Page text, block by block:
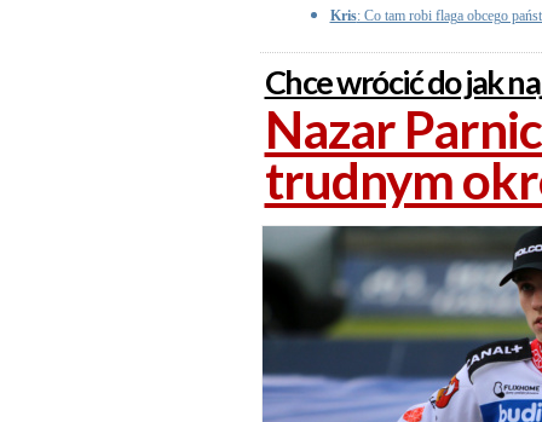
Kris: Co tam robi flaga obcego
Chce wrócić do jak
Nazar
trudnym